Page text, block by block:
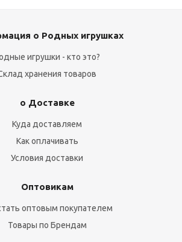
о Родных игрушках
игрушки - кто это?
хранения товаров
о Доставке
Куда доставляем
Как оплачивать
Условия доставки
Оптовикам
оптовым покупателем
Товары по Брендам